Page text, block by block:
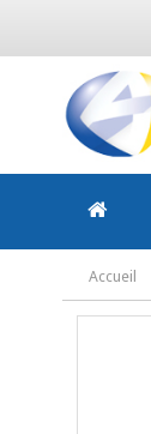
Accueil